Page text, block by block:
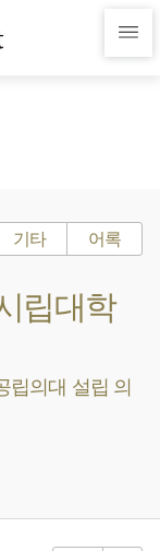
기타 어록
립대학
립의대 설립 의